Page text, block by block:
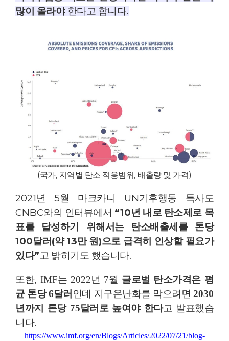
많이 올라야 한다고 합니다.
(국가, 지역별 탄소 적용범위, 배출량 및 가격)
2021년5월 마크카니 UN기후행동 특사도
CNBC와의 인터뷰에서 “10년 내로 탄소제로 목
표를 달성하기 위해서는 탄소배출세를 톤당
100달러(약13만 원)으로 급격히 인상할 필요가
있다”고 밝히기도 했습니다.
또한, IMF는 2022년 7월 글로벌 탄소가격은 평
균 톤당6달러 인데 지구온난화를 막으려면2030
년까지 톤당 75달러로 높여야 한다고 발표했습
니다.
https://www.imf.org/en/Blogs/Articles/2022/07/21/blog-